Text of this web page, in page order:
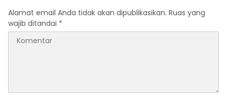
Alamat email Anda tidak akan dipublikasikan. Ruas yang
wajib ditandai *